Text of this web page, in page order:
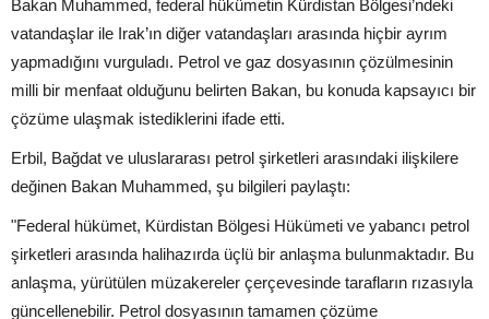
Bakan Muhammed, federal hükümetin Kürdistan Bölgesi’ndeki
vatandaşlar ile Irak’ın diğer vatandaşları arasında hiçbir ayrım
yapmadığını vurguladı. Petrol ve gaz dosyasının çözülmesinin
milli bir menfaat olduğunu belirten Bakan, bu konuda kapsayıcı bir
çözüme ulaşmak istediklerini ifade etti.
Erbil, Bağdat ve uluslararası petrol şirketleri arasındaki ilişkilere
değinen Bakan Muhammed, şu bilgileri paylaştı:
"Federal hükümet, Kürdistan Bölgesi Hükümeti ve yabancı petrol
şirketleri arasında halihazırda üçlü bir anlaşma bulunmaktadır. Bu
anlaşma, yürütülen müzakereler çerçevesinde tarafların rızasıyla
güncellenebilir. Petrol dosyasının tamamen çözüme